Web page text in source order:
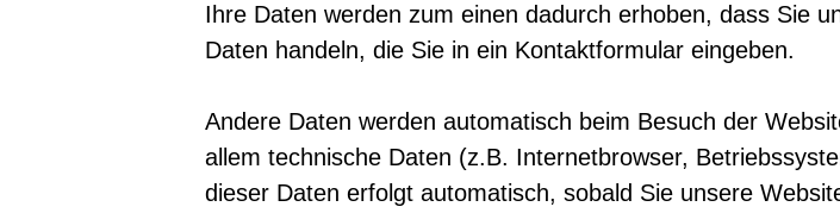
Ihre Daten werden zum einen dadurch erhoben, dass Sie
Daten handeln, die Sie in ein Kontaktformular eingeben.
Andere Daten werden automatisch beim Besuch der
allem technische Daten (z.B. Internetbrowser,
dieser Daten erfolgt automatisch, sobald Sie unsere